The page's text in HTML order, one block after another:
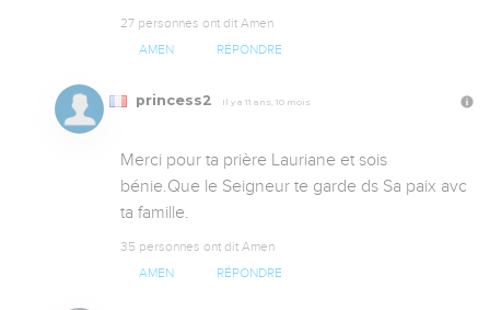
27 personnes ont dit Amen
AMEN RÉPONDRE
princess2 Il y a 11 ans, 10 mois
Merci pour ta prière Lauriane et sois
bénie.Que le Seigneur te garde ds Sa paix avc
ta famille.
35 personnes ont dit Amen
AMEN RÉPONDRE